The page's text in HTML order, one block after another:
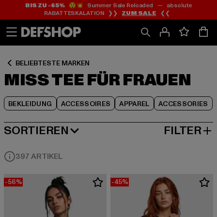
Zum
Inhalt
springen
Zum
Fußzeile
springen
BIS ZU -65%😲💥 Summer Sale Reloaded — absolute
RABATTESKALATION ❯❯ ZUM SALE ❮❮
BELIEBTESTE MARKEN
MISS TEE FÜR FRAUEN
BEKLEIDUNG ACCESSOIRES APPAREL ACCESSORIES
Zum
Produktraster
springen
SORTIEREN
BELIEBTESTE FILTER
397 ARTIKEL
-56% -45%